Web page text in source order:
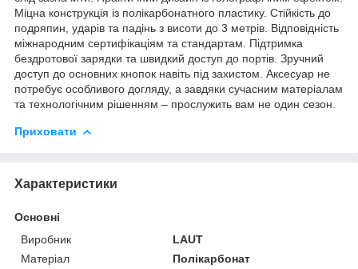
Міцна конструкція із полікарбонатного пластику. Стійкість до
подряпин, ударів та падінь з висоти до 3 метрів. Відповідність
міжнародним сертифікаціям та стандартам. Підтримка
бездротової зарядки та швидкий доступ до портів. Зручний
доступ до основних кнопок навіть під захистом. Аксесуар не
потребує особливого догляду, а завдяки сучасним матеріалам
та технологічним рішенням – прослужить вам не один сезон.
Приховати
Характеристики
Основні
Виробник
LAUT
Матеріал
Полікарбонат